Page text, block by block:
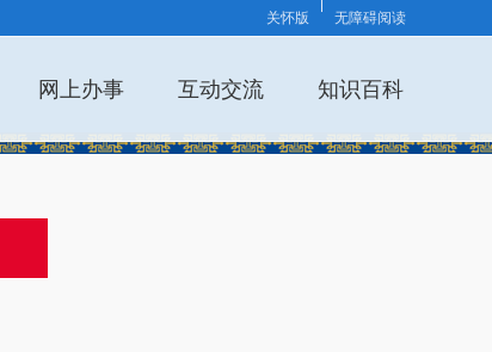
无障碍阅读
关怀版
网上办事 互动交流 知识百科